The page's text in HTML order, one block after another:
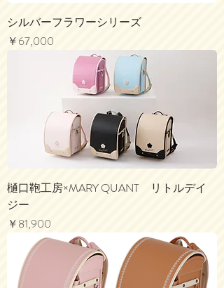
シルバーフラワーシリーズ
価格
￥67,000
樋口鞄工房×MARY QUANT リトルデイ
ジー
価格
￥81,900